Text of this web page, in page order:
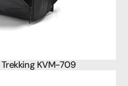
KVM-709